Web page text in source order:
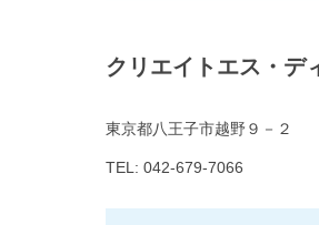
クリエイトエス・デ
東京都八王子市越野９－２
TEL: 042-679-7066